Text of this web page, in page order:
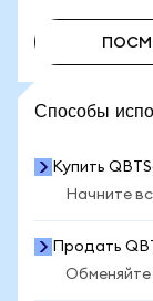
Способы
Купить
Начните
Продать
Обменяйте